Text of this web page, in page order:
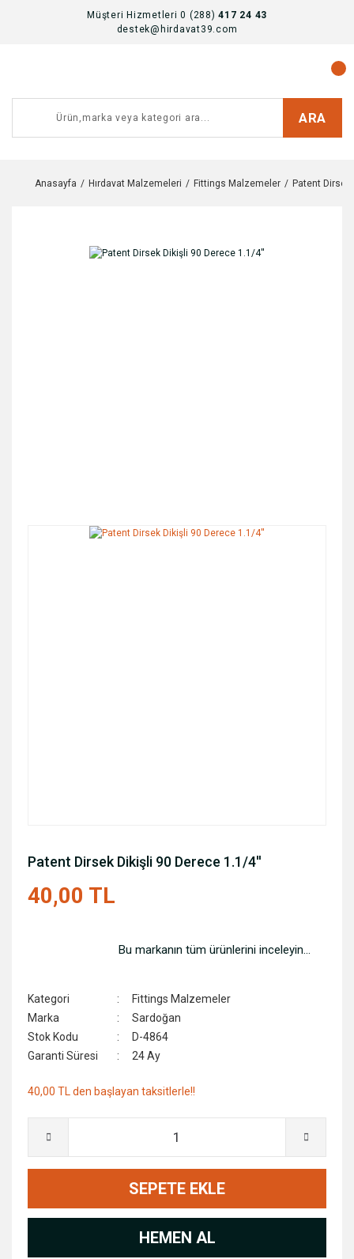
Müşteri Hizmetleri 0 (288)417 24 43
destek@hirdavat39.com
ARA
Anasayfa Hırdavat Malzemeleri Fittings Malzemeler Patent Dirsek
Patent Dirsek Dikişli 90 Derece 1.1/4''
40,00 TL
Bu markanın tüm ürünlerini inceleyin...
Kategori
Fittings Malzemeler
Marka
Sardoğan
Stok Kodu
D-4864
Garanti Süresi
24 Ay
40,00 TL den başlayan taksitlerle!!
SEPETE EKLE
HEMEN AL